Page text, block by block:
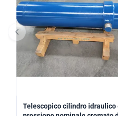
Telescopico cilindro idraulico